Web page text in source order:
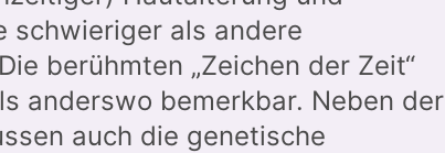
schwieriger als andere
berühmten „Zeichen der Zeit“
anderswo bemerkbar. Neben der
auch die genetische